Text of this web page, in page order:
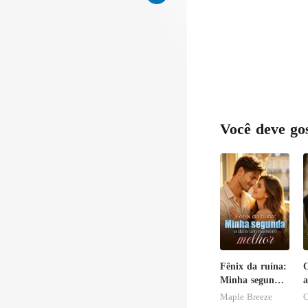
Você deve
Fênix da ruína:
Minha segunda
vida e um
Maple Breeze